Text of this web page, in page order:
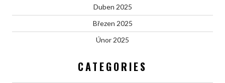
Duben 2025
Březen 2025
Únor 2025
CATEGORIES